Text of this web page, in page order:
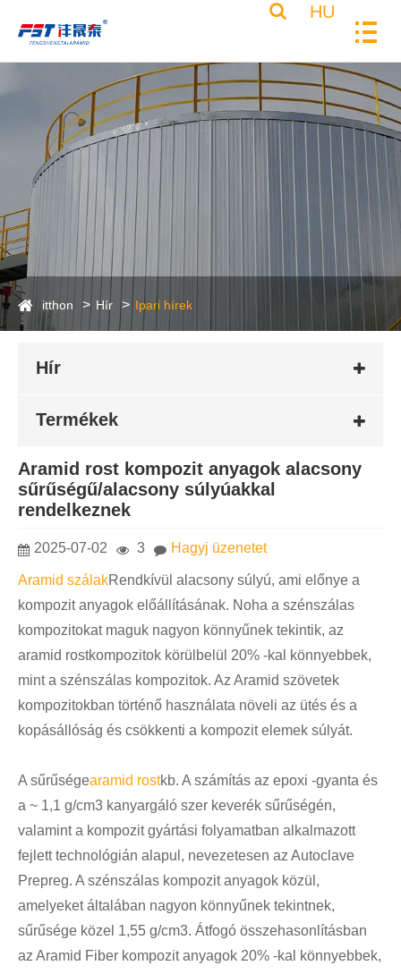
HU
itthon Hír Ipari hírek
Hír
Termékek
Aramid rost kompozit anyagok alacsony
sűrűségű/alacsony súlyúakkal
rendelkeznek
2025-07-02 3 Hagyj üzenetet
Aramid szálakRendkívül alacsony súlyú, ami előnye a
kompozit anyagok előállításának. Noha a szénszálas
kompozitokat maguk nagyon könnyűnek tekintik, az
aramid rostkompozitok körülbelül 20% -kal könnyebbek,
mint a szénszálas kompozitok. Az Aramid szövetek
kompozitokban történő használata növeli az ütés és a
kopásállóság és csökkenti a kompozit elemek súlyát.
A sűrűségearamid rostkb. A számítás az epoxi -gyanta és
a ~ 1,1 g/cm3 kanyargáló szer keverék sűrűségén,
valamint a kompozit gyártási folyamatban alkalmazott
fejlett technológián alapul, nevezetesen az Autoclave
Prepreg. A szénszálas kompozit anyagok közül,
amelyeket általában nagyon könnyűnek tekintnek,
sűrűsége közel 1,55 g/cm3. Átfogó összehasonlításban
az Aramid Fiber kompozit anyagok 20% -kal könnyebbek,